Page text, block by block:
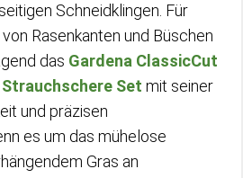
Schneidklingen. Für
Rasenkanten und Büschen
das Gardena ClassicCut
Set mit seiner
und präzisen
es um das mühelose
Gras an